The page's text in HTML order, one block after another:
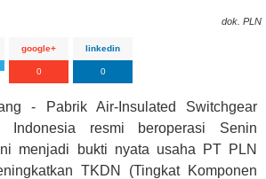
dok. PLN
google+
0
linkedin
0
- Pabrik Air-Insulated Switchgear
resmi beroperasi Senin
menjadi bukti nyata usaha PT PLN
TKDN (Tingkat Komponen